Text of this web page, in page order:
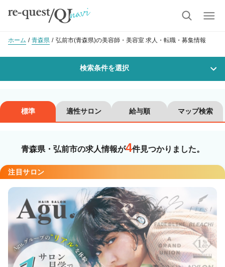
ホーム 青森県 弘前市(青森県)の美容師・美容室 求人・転職・募集情報
検索条件を選択
沿線・駅を選択 市区町村を選択
弘前市
職種・ 技能ランク
美容師スタイリスト 美容師アシスタント
カラーリスト フロント・レセプション
ヘアメイク・美容部員 アイリスト
標準 適性サロン 給与順 マップ検索
青森県・弘前市の求人情報が4件見つかりました。
注目サロン